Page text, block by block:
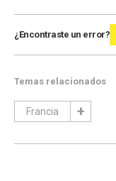
¿Encontraste un error?
Temas relacionados
Francia